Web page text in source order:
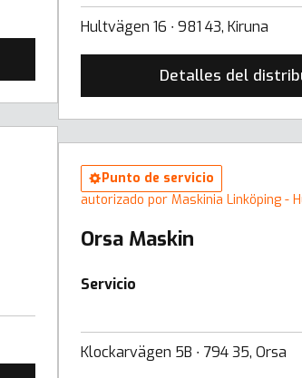
Hultvägen 16 ∙ 981 43, Kiruna
Detalles del
Punto de servicio
autorizado por Maskinia Linköping -
Orsa Maskin
Servicio
Klockarvägen 5B ∙ 794 35, Orsa